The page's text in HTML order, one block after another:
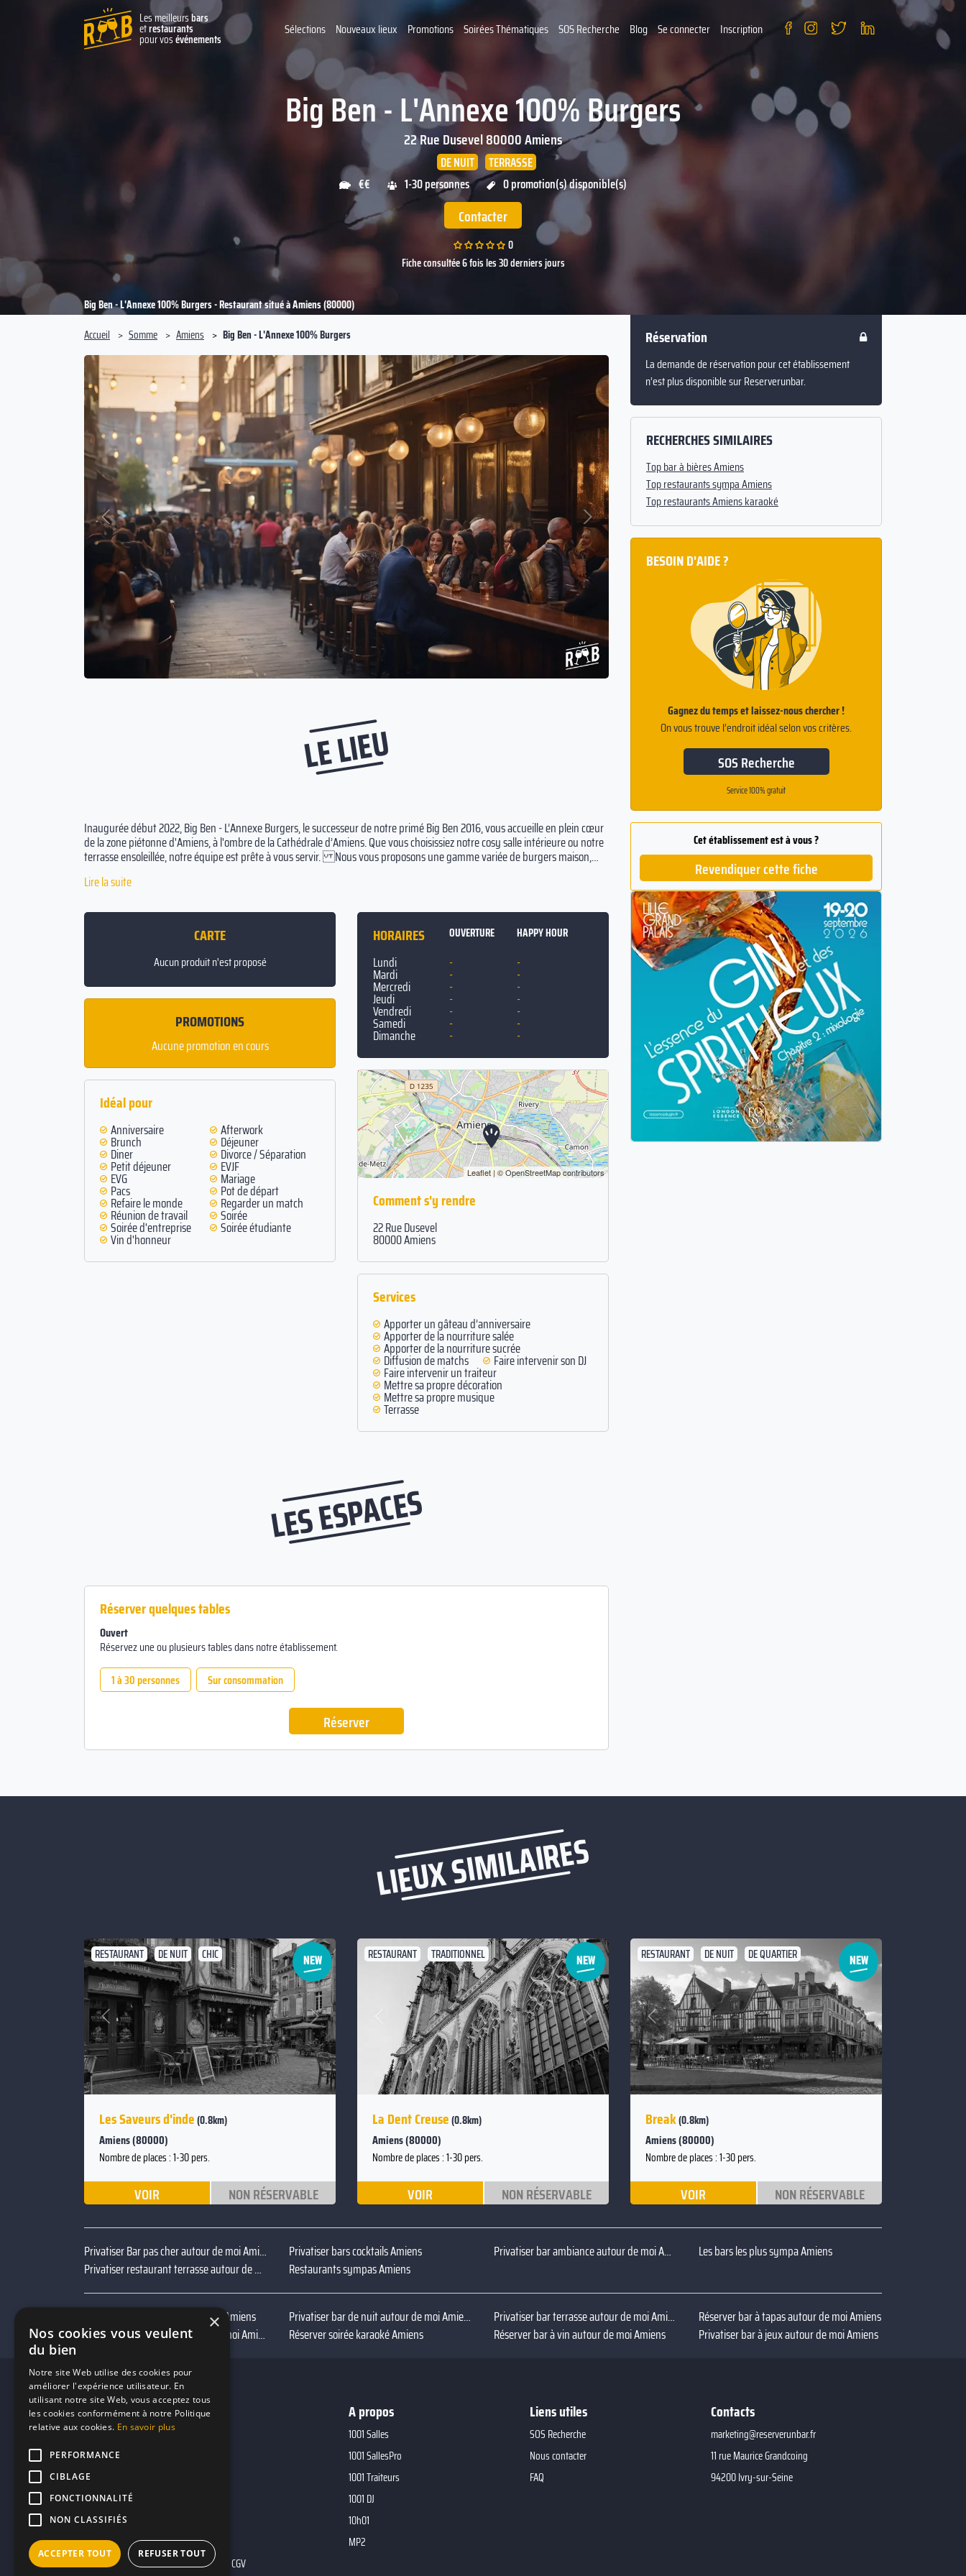
Les meilleursbars
etrestaurants
pour vosévénements
Sélections Nouveaux lieux Promotions Soirées Thématiques SOS Recherche Blog Se connecter Inscription
Big Ben - L'Annexe 100% Burgers
22 Rue Dusevel80000Amiens
DE NUIT
TERRASSE
€€
1-30 personnes 0 promotion(s) disponible(s)
Contacter
0
Fiche consultée 6 fois les 30 derniers jours
Big Ben - L'Annexe 100% Burgers - Restaurant situé à Amiens (80000)
Accueil
Somme Amiens Big Ben - L'Annexe 100% Burgers
Précédent
Suivant
LE LIEU
Inaugurée début 2022, Big Ben - L’Annexe Burgers, le successeur de notre primé Big Ben 2016, vous accueille en plein cœur
de la zone piétonne d'Amiens, à l'ombre de la Cathédrale d’Amiens. Que vous choisissiez notre cosy salle intérieure ou notre
terrasse ensoleillée, notre équipe est prête à vous servir. Nous vous proposons une gamme variée de burgers maison,
par Emmanuel Vasseur, notre boulanger local. À emporter, sur place ou livrés chez vous via Deliveroo, nos burgers sont
boissons sans alcool.
Lire la suite
CARTE
Aucun produit n'est proposé
PROMOTIONS
Aucune promotion en cours
Idéal pour
Anniversaire Afterwork
Brunch Déjeuner
Diner Divorce / Séparation
Petit déjeuner EVJF
EVG Mariage
Pacs Pot de départ
Refaire le monde Regarder un match
Réunion de travail Soirée
Soirée d'entreprise Soirée étudiante
Vin d'honneur
HORAIRES OUVERTURE HAPPY HOUR
Lundi - -
Mardi - -
Mercredi - -
Jeudi - -
Vendredi - -
Samedi - -
Dimanche - -
Leaflet| ©OpenStreetMapcontributors
Comment s'y rendre
22 Rue Dusevel
80000 Amiens
Services
Apporter un gâteau d’anniversaire
Apporter de la nourriture salée
Apporter de la nourriture sucrée
Diffusion de matchs Faire intervenir son DJ
Faire intervenir un traiteur
Mettre sa propre décoration
Mettre sa propre musique
Terrasse
LES ESPACES
Réserver quelques tables
Ouvert
Réservez une ou plusieurs tables dans notre établissement.
1 à 30 personnes
Sur consommation
Réserver
Réservation
La demande de réservation pour cet établissement
n’est plus disponible sur Reserverunbar.
RECHERCHES SIMILAIRES
Top bar à bières Amiens
Top restaurants sympa Amiens
Top restaurants Amiens karaoké
BESOIN D'AIDE ?
Gagnez du temps et laissez-nous chercher !
On vous trouve l’endroit idéal selon vos critères.
SOS Recherche
Service 100% gratuit
Cet établissement est à vous ?
Revendiquer cette fiche
LIEUX SIMILAIRES
RESTAURANT DE NUIT CHIC
Précédent
Suivant
Les Saveurs d'inde(0.8km)
Amiens (80000)
Nombre de places : 1-30 pers.
VOIR NON RÉSERVABLE
RESTAURANT TRADITIONNEL
Précédent
Suivant
La Dent Creuse(0.8km)
Amiens (80000)
Nombre de places : 1-30 pers.
VOIR NON RÉSERVABLE
RESTAURANT DE NUIT DE QUARTIER
Précédent
Suivant
Break(0.8km)
Amiens (80000)
Nombre de places : 1-30 pers.
VOIR NON RÉSERVABLE
Privatiser Bar pas cher autour de moi Amiens Privatiser bars cocktails Amiens Privatiser bar ambiance autour de moi Amiens
Les bars les plus sympa Amiens
Privatiser restaurant terrasse autour de moi Amiens
Restaurants sympas Amiens
Privatiser bar foot autour de moi Amiens Privatiser bar de nuit autour de moi Amiens Privatiser bar terrasse autour de moi Amiens
Réserver bar à tapas autour de moi Amiens
Privatiser bar terrasse autour de moi Amiens
Réserver soirée karaoké Amiens Réserver bar à vin autour de moi Amiens Privatiser bar à jeux autour de moi Amiens
Mentions légales CGU CGV
A propos
1001 Salles
1001 SallesPro
1001 Traiteurs
1001 DJ
10h01
MP2
Liens utiles
SOS Recherche
Nous contacter
FAQ
Contacts
marketing@reserverunbar.fr
11 rue Maurice Grandcoing
94200 Ivry-sur-Seine
×
Nos cookies vous veulent
du bien
Notre site Web utilise des cookies pour
améliorer l'expérience utilisateur. En
utilisant notre site Web, vous acceptez tous
les cookies conformément à notre Politique
relative aux cookies. En savoir plus
PERFORMANCE
CIBLAGE
FONCTIONNALITÉ
NON CLASSIFIÉS
ACCEPTER TOUT REFUSER TOUT